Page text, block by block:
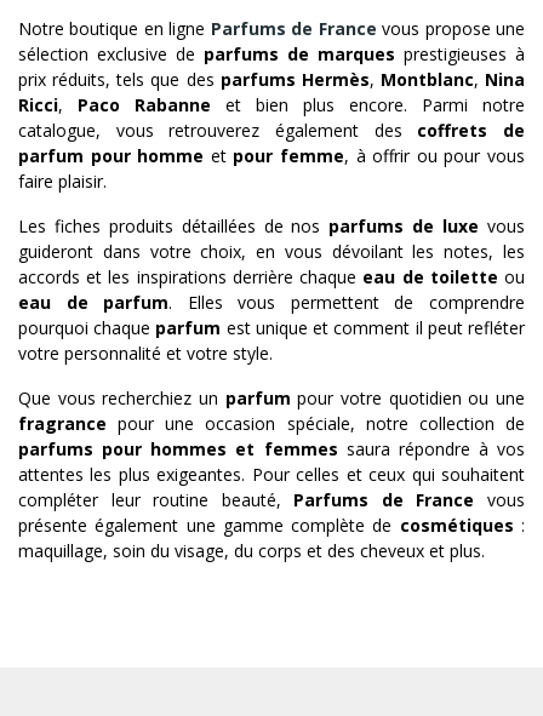
Notre boutique en ligne Parfums de France vous propose une
sélection exclusive de parfums de marques prestigieuses à
prix réduits, tels que des parfums Hermès, Montblanc, Nina
Ricci, Paco Rabanne et bien plus encore. Parmi notre
catalogue, vous retrouverez également des coffrets de
parfum pour homme et pour femme, à offrir ou pour vous
faire plaisir.
Les fiches produits détaillées de nos parfums de luxe vous
guideront dans votre choix, en vous dévoilant les notes, les
accords et les inspirations derrière chaque eau de toilette ou
eau de parfum. Elles vous permettent de comprendre
pourquoi chaque parfum est unique et comment il peut refléter
votre personnalité et votre style.
Que vous recherchiez un parfum pour votre quotidien ou une
fragrance pour une occasion spéciale, notre collection de
parfums pour hommes et femmes saura répondre à vos
attentes les plus exigeantes. Pour celles et ceux qui souhaitent
compléter leur routine beauté, Parfums de France vous
présente également une gamme complète de cosmétiques :
maquillage, soin du visage, du corps et des cheveux et plus.